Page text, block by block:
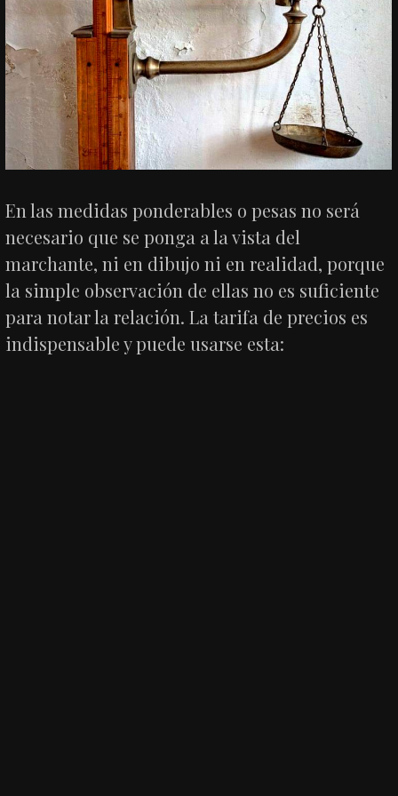
En las medidas ponderables o pesas no será
necesario que se ponga a la vista del
marchante, ni en dibujo ni en realidad, porque
la simple observación de ellas no es suficiente
para notar la relación. La tarifa de precios es
indispensable y puede usarse esta: